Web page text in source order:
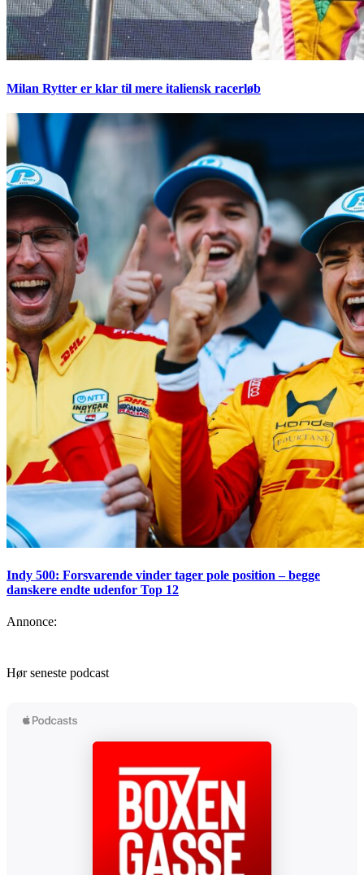
Milan Rytter er klar til mere italiensk racerløb
Indy 500: Forsvarende vinder tager pole position – begge
danskere endte udenfor Top 12
Annonce:
Hør seneste podcast